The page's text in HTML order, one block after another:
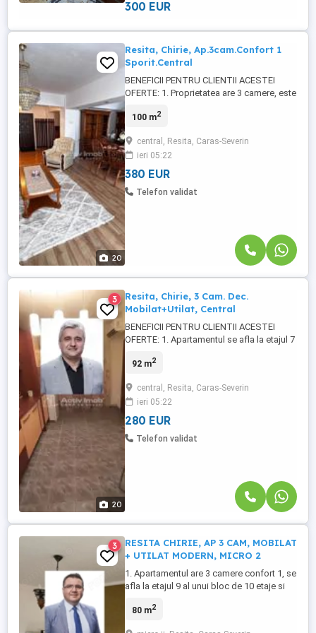
300 EUR
20
Resita, Chirie, Ap.3cam.Confort 1
Sporit.Central
BENEFICII PENTRU CLIENTII ACESTEI
OFERTE: 1. Proprietatea are 3 camere, este
la etajul 7 al unui bloc cu regim de inaltime
luminoase si spatioase, un living foarte
mare, luminos, open space, un spatiu
generos de dining in ...
100 m2
central, Resita, Caras-Severin
ieri 05:22
380 EUR
Telefon validat
20
3
Resita, Chirie, 3 Cam. Dec.
Mobilat+Utilat, Central
BENEFICII PENTRU CLIENTII ACESTEI
OFERTE: 1. Apartamentul se afla la etajul 7
este confort 1 decomandat, are 3 camere
bucatarie mare tip open space, mobilata
si utilata, 2 bai, 2 balcoane (unul
transormat intr-o ...
92 m2
central, Resita, Caras-Severin
ieri 05:22
280 EUR
Telefon validat
3
RESITA CHIRIE, AP 3 CAM, MOBILAT
+ UTILAT MODERN, MICRO 2
1. Apartamentul are 3 camere confort 1, se
afla la etajul 9 al unui bloc de 10 etaje si
Detine 1 hol mare, doua dormitoare si un
80 m2